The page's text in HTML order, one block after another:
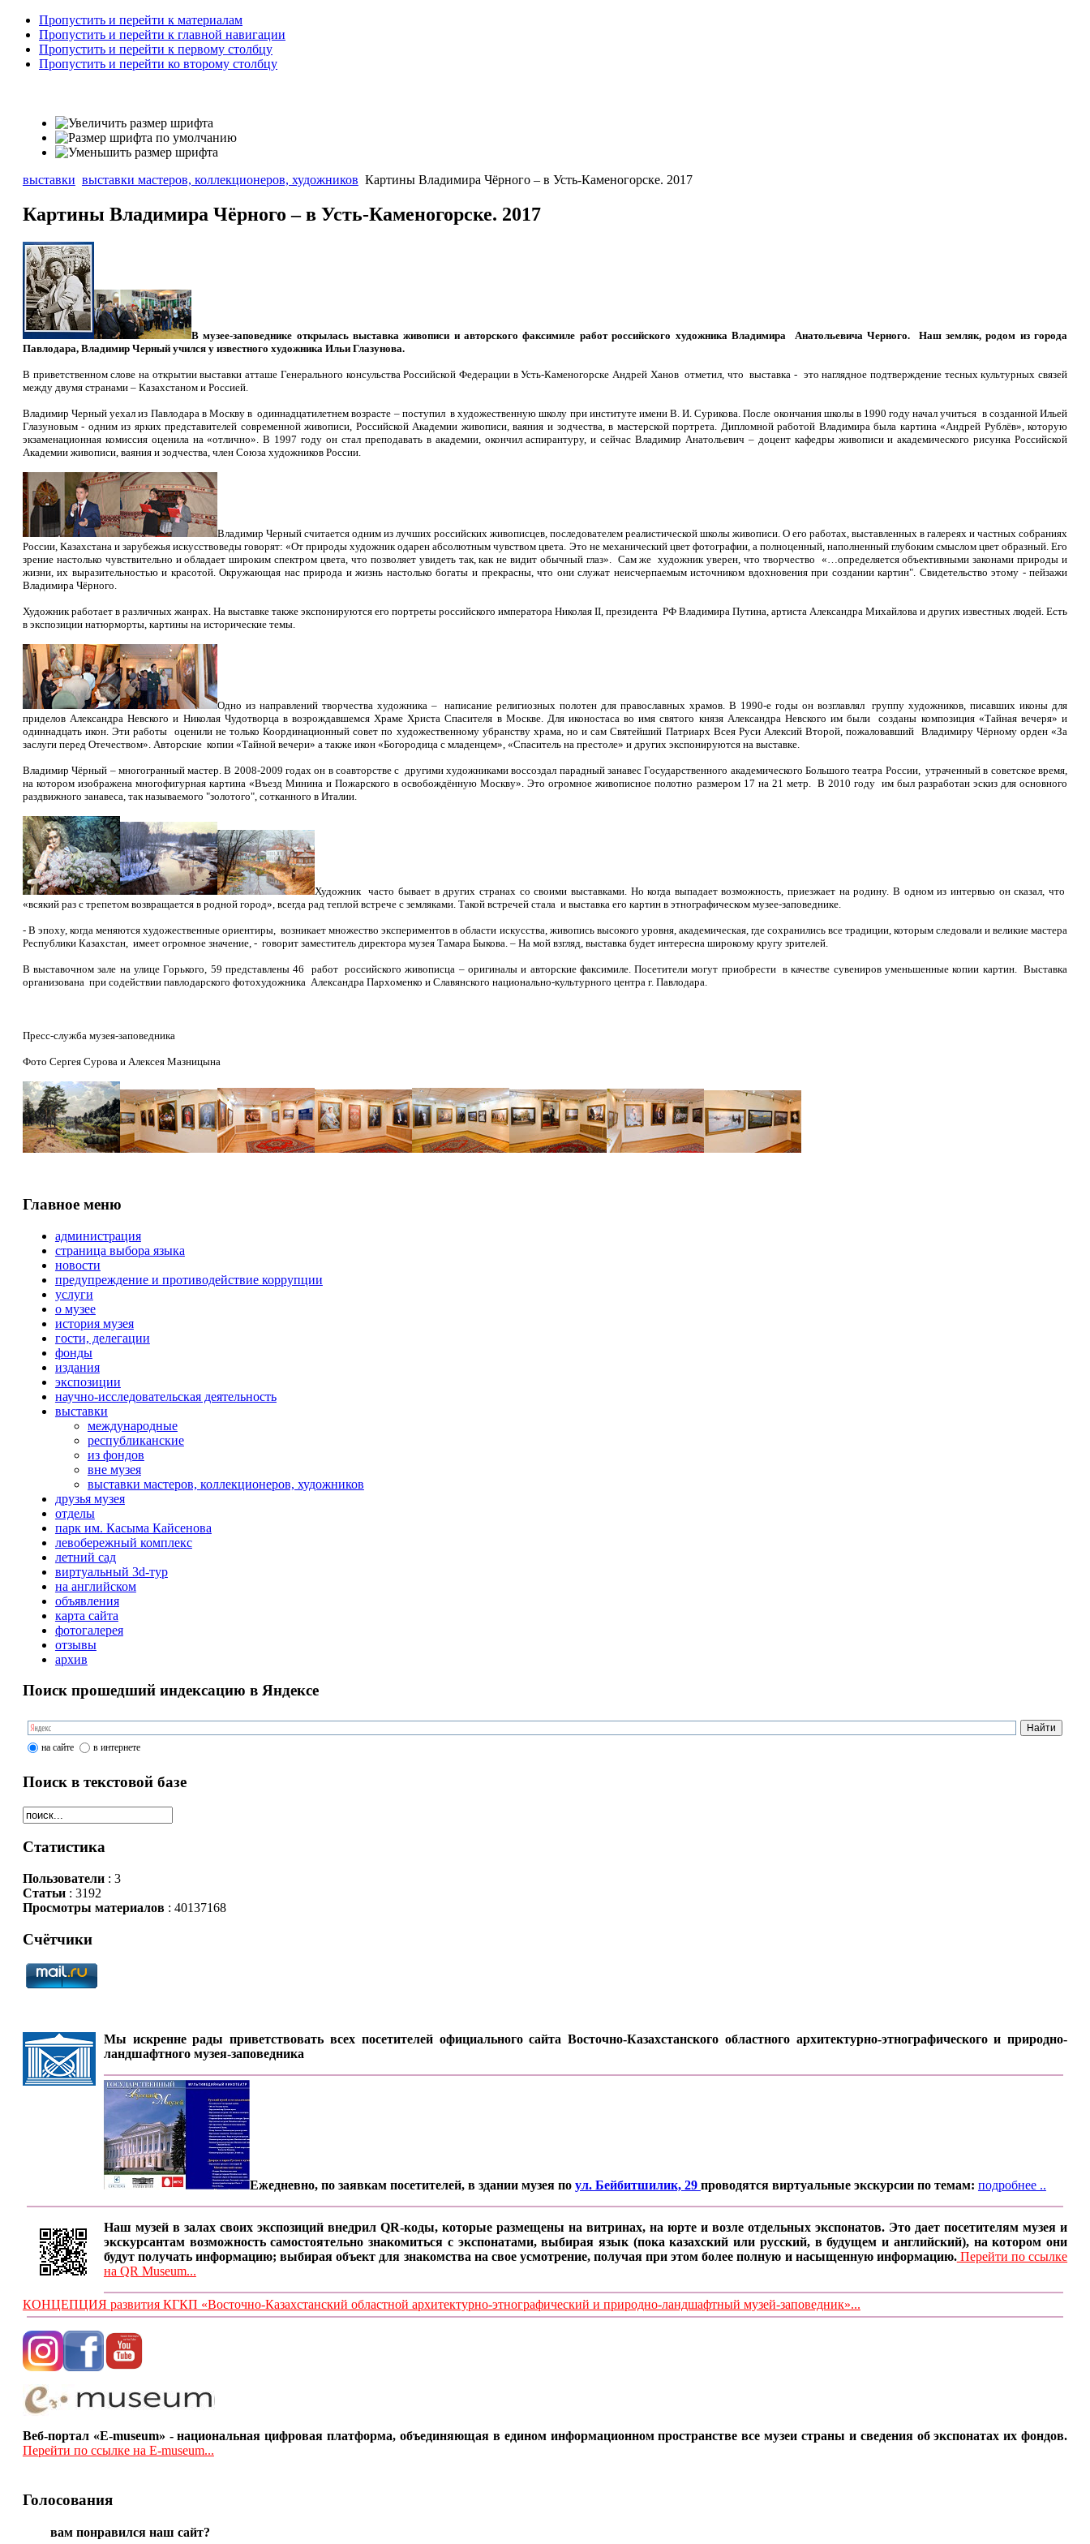
Пропустить и перейти к материалам
Пропустить и перейти к главной навигации
Пропустить и перейти к первому столбцу
Пропустить и перейти ко второму столбцу
выставки выставки мастеров, коллекционеров, художников Картины Владимира Чёрного – в Усть-Каменогорске. 2017
Картины Владимира Чёрного – в Усть-Каменогорске. 2017
В музее-заповеднике открылась выставка живописи и авторского факсимиле работ российского художника Владимира Анатольевича Черного. Наш земляк, родом из города
Павлодара, Владимир Черный учился у известного художника Ильи Глазунова.
В приветственном слове на открытии выставки атташе Генерального консульства Российской Федерации в Усть-Каменогорске Андрей Ханов отметил, что выставка - это наглядное подтверждение тесных культурных связей
между двумя странами – Казахстаном и Россией.
Владимир Черный уехал из Павлодара в Москву в одиннадцатилетнем возрасте – поступил в художественную школу при институте имени В. И. Сурикова. После окончания школы в 1990 году начал учиться в созданной Ильей
Глазуновым - одним из ярких представителей современной живописи, Российской Академии живописи, ваяния и зодчества, в мастерской портрета. Дипломной работой Владимира была картина «Андрей Рублёв», которую
экзаменационная комиссия оценила на «отлично». В 1997 году он стал преподавать в академии, окончил аспирантуру, и сейчас Владимир Анатольевич – доцент кафедры живописи и академического рисунка Российской
Академии живописи, ваяния и зодчества, член Союза художников России.
Владимир Черный считается одним из лучших российских живописцев, последователем реалистической школы живописи. О его работах, выставленных в галереях и частных собраниях
России, Казахстана и зарубежья искусствоведы говорят: «От природы художник одарен абсолютным чувством цвета. Это не механический цвет фотографии, а полноценный, наполненный глубоким смыслом цвет образный. Его
зрение настолько чувствительно и обладает широким спектром цвета, что позволяет увидеть так, как не видит обычный глаз». Сам же художник уверен, что творчество «…определяется объективными законами природы и
жизни, их выразительностью и красотой. Окружающая нас природа и жизнь настолько богаты и прекрасны, что они служат неисчерпаемым источником вдохновения при создании картин". Свидетельство этому - пейзажи
Владимира Чёрного.
Художник работает в различных жанрах. На выставке также экспонируются его портреты российского императора Николая II, президента РФ Владимира Путина, артиста Александра Михайлова и других известных людей. Есть
в экспозиции натюрморты, картины на исторические темы.
Одно из направлений творчества художника – написание религиозных полотен для православных храмов. В 1990-е годы он возглавлял группу художников, писавших иконы для
приделов Александра Невского и Николая Чудотворца в возрождавшемся Храме Христа Спасителя в Москве. Для иконостаса во имя святого князя Александра Невского им были созданы композиция «Тайная вечеря» и
одиннадцать икон. Эти работы оценили не только Координационный совет по художественному убранству храма, но и сам Святейший Патриарх Всея Руси Алексий Второй, пожаловавший Владимиру Чёрному орден «За
заслуги перед Отечеством». Авторские копии «Тайной вечери» а также икон «Богородица с младенцем», «Спаситель на престоле» и других экспонируются на выставке.
Владимир Чёрный – многогранный мастер. В 2008-2009 годах он в соавторстве с другими художниками воссоздал парадный занавес Государственного академического Большого театра России, утраченный в советское время,
на котором изображена многофигурная картина «Въезд Минина и Пожарского в освобождённую Москву». Это огромное живописное полотно размером 17 на 21 метр. В 2010 году им был разработан эскиз для основного
раздвижного занавеса, так называемого "золотого", сотканного в Италии.
Художник часто бывает в других странах со своими выставками. Но когда выпадает возможность, приезжает на родину. В одном из интервью он сказал, что
«всякий раз с трепетом возвращается в родной город», всегда рад теплой встрече с земляками. Такой встречей стала и выставка его картин в этнографическом музее-заповеднике.
- В эпоху, когда меняются художественные ориентиры, возникает множество экспериментов в области искусства, живопись высокого уровня, академическая, где сохранились все традиции, которым следовали и великие мастера
Республики Казахстан, имеет огромное значение, - говорит заместитель директора музея Тамара Быкова. – На мой взгляд, выставка будет интересна широкому кругу зрителей.
В выставочном зале на улице Горького, 59 представлены 46 работ российского живописца – оригиналы и авторские факсимиле. Посетители могут приобрести в качестве сувениров уменьшенные копии картин. Выставка
организована при содействии павлодарского фотохудожника Александра Пархоменко и Славянского национально-культурного центра г. Павлодара.
Пресс-служба музея-заповедника
Фото Сергея Сурова и Алексея Мазницына
Главное меню
администрация
страница выбора языка
новости
предупреждение и противодействие коррупции
услуги
о музее
история музея
гости, делегации
фонды
издания
экспозиции
научно-исследовательская деятельность
выставки
международные
республиканские
из фондов
вне музея
выставки мастеров, коллекционеров, художников
друзья музея
отделы
парк им. Касыма Кайсенова
левобережный комплекс
летний сад
виртуальный 3d-тур
на английском
объявления
карта сайта
фотогалерея
отзывы
архив
Поиск прошедший индексацию в Яндексе
на сайте в интернете
Поиск в текстовой базе
Статистика
Пользователи: 3
Статьи: 3192
Просмотры материалов: 40137168
Счётчики
Мы искренне рады приветствовать всех посетителей официального сайта Восточно-Казахстанского областного архитектурно-этнографического и природно-
ландшафтного музея-заповедника
Ежедневно, по заявкам посетителей, в здании музея по ул. Бейбитшилик, 29 проводятся виртуальные экскурсии по темам: подробнее ..
Наш музей в залах своих экспозиций внедрил QR-коды, которые размещены на витринах, на юрте и возле отдельных экспонатов. Это дает посетителям музея и
экскурсантам возможность самостоятельно знакомиться с экспонатами, выбирая язык (пока казахский или русский, в будущем и английский), на котором они
будут получать информацию; выбирая объект для знакомства на свое усмотрение, получая при этом более полную и насыщенную информацию.Перейти по ссылке
на QR Museum...
КОНЦЕПЦИЯ развития КГКП «Восточно-Казахстанский областной архитектурно-этнографический и природно-ландшафтный музей-заповедник»...
Веб-портал «E-museum» - национальная цифровая платформа, объединяющая в едином информационном пространстве все музеи страны и сведения об экспонатах их фондов.
Перейти по ссылке на E-museum...
Голосования
вам понравился наш сайт?